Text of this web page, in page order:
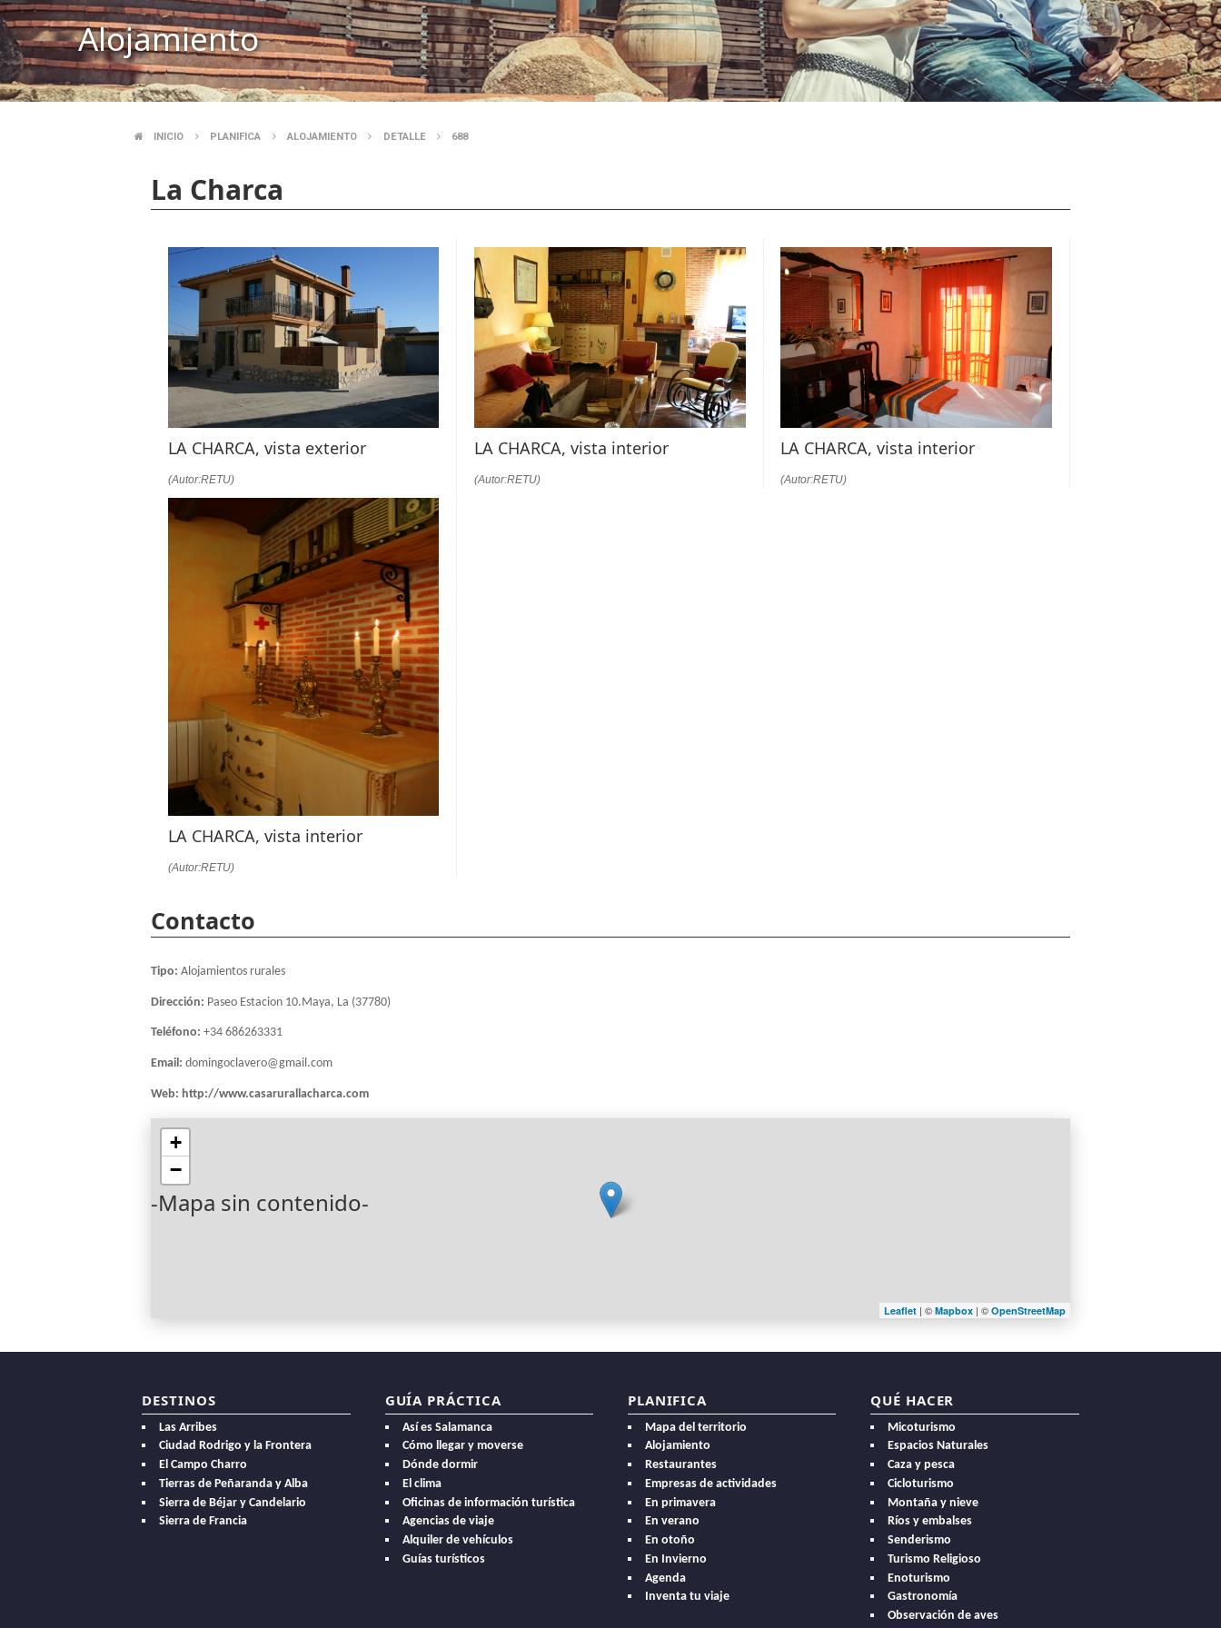
Alojamiento
ENLACES
AYUDA
NAVEGACIÓN
INICIO PLANIFICA ALOJAMIENTO DETALLE 688
La Charca
LA CHARCA, vista exterior
(Autor:RETU)
LA CHARCA, vista interior
(Autor:RETU)
LA CHARCA, vista interior
(Autor:RETU)
LA CHARCA, vista interior
(Autor:RETU)
Contacto
Tipo: Alojamientos rurales
Dirección: Paseo Estacion 10.Maya, La (37780)
Teléfono: +34 686263331
Email: domingoclavero@gmail.com
Web: http://www.casarurallacharca.com
-Mapa sin contenido-
+
−
Leaflet | ©Mapbox | ©OpenStreetMap
DESTINOS
Las Arribes
Ciudad Rodrigo y la Frontera
El Campo Charro
Tierras de Peñaranda y Alba
Sierra de Béjar y Candelario
Sierra de Francia
GUÍA PRÁCTICA
Así es Salamanca
Cómo llegar y moverse
Dónde dormir
El clima
Oficinas de información turística
Agencias de viaje
Alquiler de vehículos
Guías turísticos
PLANIFICA
Mapa del territorio
Alojamiento
Restaurantes
Empresas de actividades
En primavera
En verano
En otoño
En Invierno
Agenda
Inventa tu viaje
QUÉ HACER
Micoturismo
Espacios Naturales
Caza y pesca
Cicloturismo
Montaña y nieve
Ríos y embalses
Senderismo
Turismo Religioso
Enoturismo
Gastronomía
Observación de aves